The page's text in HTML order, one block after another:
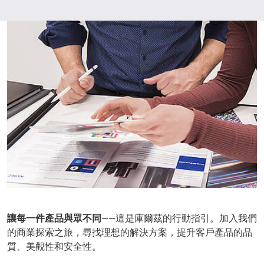
讓每一件產品與眾不同——這是庫爾茲的行動指引。加入我們
的商業探索之旅，尋找理想的解決方案，提升客戶產品的品
質、美觀性和安全性。